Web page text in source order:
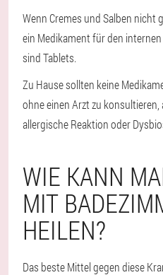
Wenn Cremes und Salben nicht
ein Medikament für den
sind Tablets.
Zu Hause sollten keine
ohne einen Arzt zu
allergische Reaktion oder
WIE KANN
MIT
HEILEN?
Das beste Mittel gegen diese